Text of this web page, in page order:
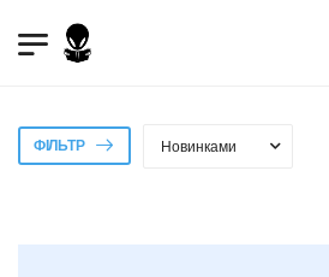
ФІЛЬТР